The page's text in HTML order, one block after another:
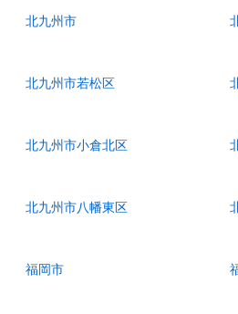
北九州市
北九州市若松区
北九州市小倉北区
北九州市八幡東区
福岡市